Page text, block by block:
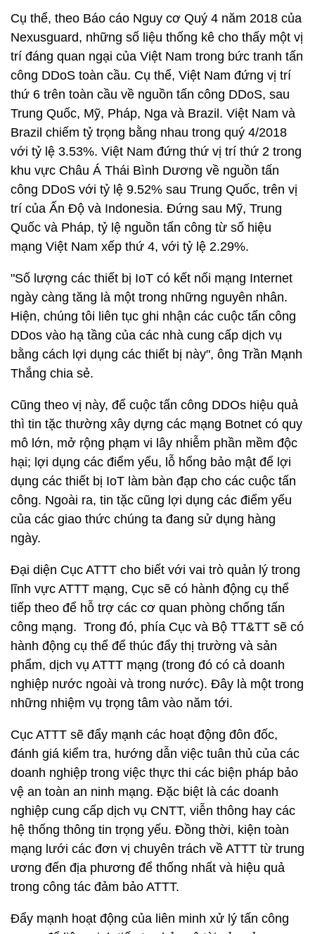
Cụ thể, theo Báo cáo Nguy cơ Quý 4 năm 2018 của
Nexusguard, những số liệu thống kê cho thấy một vị
trí đáng quan ngại của Việt Nam trong bức tranh tấn
công DDoS toàn cầu. Cụ thể, Việt Nam đứng vị trí
thứ 6 trên toàn cầu về nguồn tấn công DDoS, sau
Trung Quốc, Mỹ, Pháp, Nga và Brazil. Việt Nam và
Brazil chiếm tỷ trọng bằng nhau trong quý 4/2018
với tỷ lệ 3.53%. Việt Nam đứng thứ vị trí thứ 2 trong
khu vực Châu Á Thái Bình Dương về nguồn tấn
công DDoS với tỷ lệ 9.52% sau Trung Quốc, trên vị
trí của Ấn Độ và Indonesia. Đứng sau Mỹ, Trung
Quốc và Pháp, tỷ lệ nguồn tấn công từ số hiệu
mạng Việt Nam xếp thứ 4, với tỷ lệ 2.29%.
"Số lượng các thiết bị IoT có kết nối mạng Internet
ngày càng tăng là một trong những nguyên nhân.
Hiện, chúng tôi liên tục ghi nhận các cuộc tấn công
DDos vào hạ tầng của các nhà cung cấp dịch vụ
bằng cách lợi dụng các thiết bị này", ông Trần Mạnh
Thắng chia sẻ.
Cũng theo vị này, để cuộc tấn công DDOs hiệu quả
thì tin tặc thường xây dựng các mạng Botnet có quy
mô lớn, mở rộng phạm vi lây nhiễm phần mềm độc
hại; lợi dụng các điểm yếu, lỗ hổng bảo mật để lợi
dụng các thiết bị IoT làm bàn đạp cho các cuộc tấn
công. Ngoài ra, tin tặc cũng lợi dụng các điểm yếu
của các giao thức chúng ta đang sử dụng hàng
ngày.
Đại diện Cục ATTT cho biết với vai trò quản lý trong
lĩnh vực ATTT mạng, Cục sẽ có hành động cụ thể
tiếp theo để hỗ trợ các cơ quan phòng chống tấn
công mạng. Trong đó, phía Cục và Bộ TT&TT sẽ có
hành động cụ thể để thúc đẩy thị trường và sản
phẩm, dịch vụ ATTT mạng (trong đó có cả doanh
nghiệp nước ngoài và trong nước). Đây là một trong
những nhiệm vụ trọng tâm vào năm tới.
Cục ATTT sẽ đẩy mạnh các hoạt động đôn đốc,
đánh giá kiểm tra, hướng dẫn việc tuân thủ của các
doanh nghiệp trong việc thực thi các biện pháp bảo
vệ an toàn an ninh mạng. Đặc biệt là các doanh
nghiệp cung cấp dịch vụ CNTT, viễn thông hay các
hệ thống thông tin trọng yếu. Đồng thời, kiện toàn
mạng lưới các đơn vị chuyên trách về ATTT từ trung
ương đến địa phương để thống nhất và hiệu quả
trong công tác đảm bảo ATTT.
Đẩy mạnh hoạt động của liên minh xử lý tấn công